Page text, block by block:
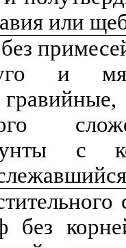
или
и
ы
с
без